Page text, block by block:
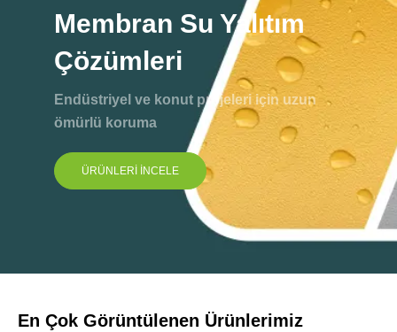
Membran Su Yalıtım
Çözümleri
Endüstriyel ve konut projeleri için uzun
ömürlü koruma
ÜRÜNLERİ İNCELE
En Çok Görüntülenen Ürünlerimiz